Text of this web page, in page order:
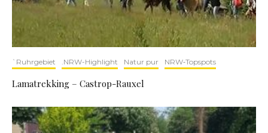
`Ruhrgebiet .NRW-Highlight Natur pur NRW‑Topspots
Lamatrekking – Castrop-Rauxel